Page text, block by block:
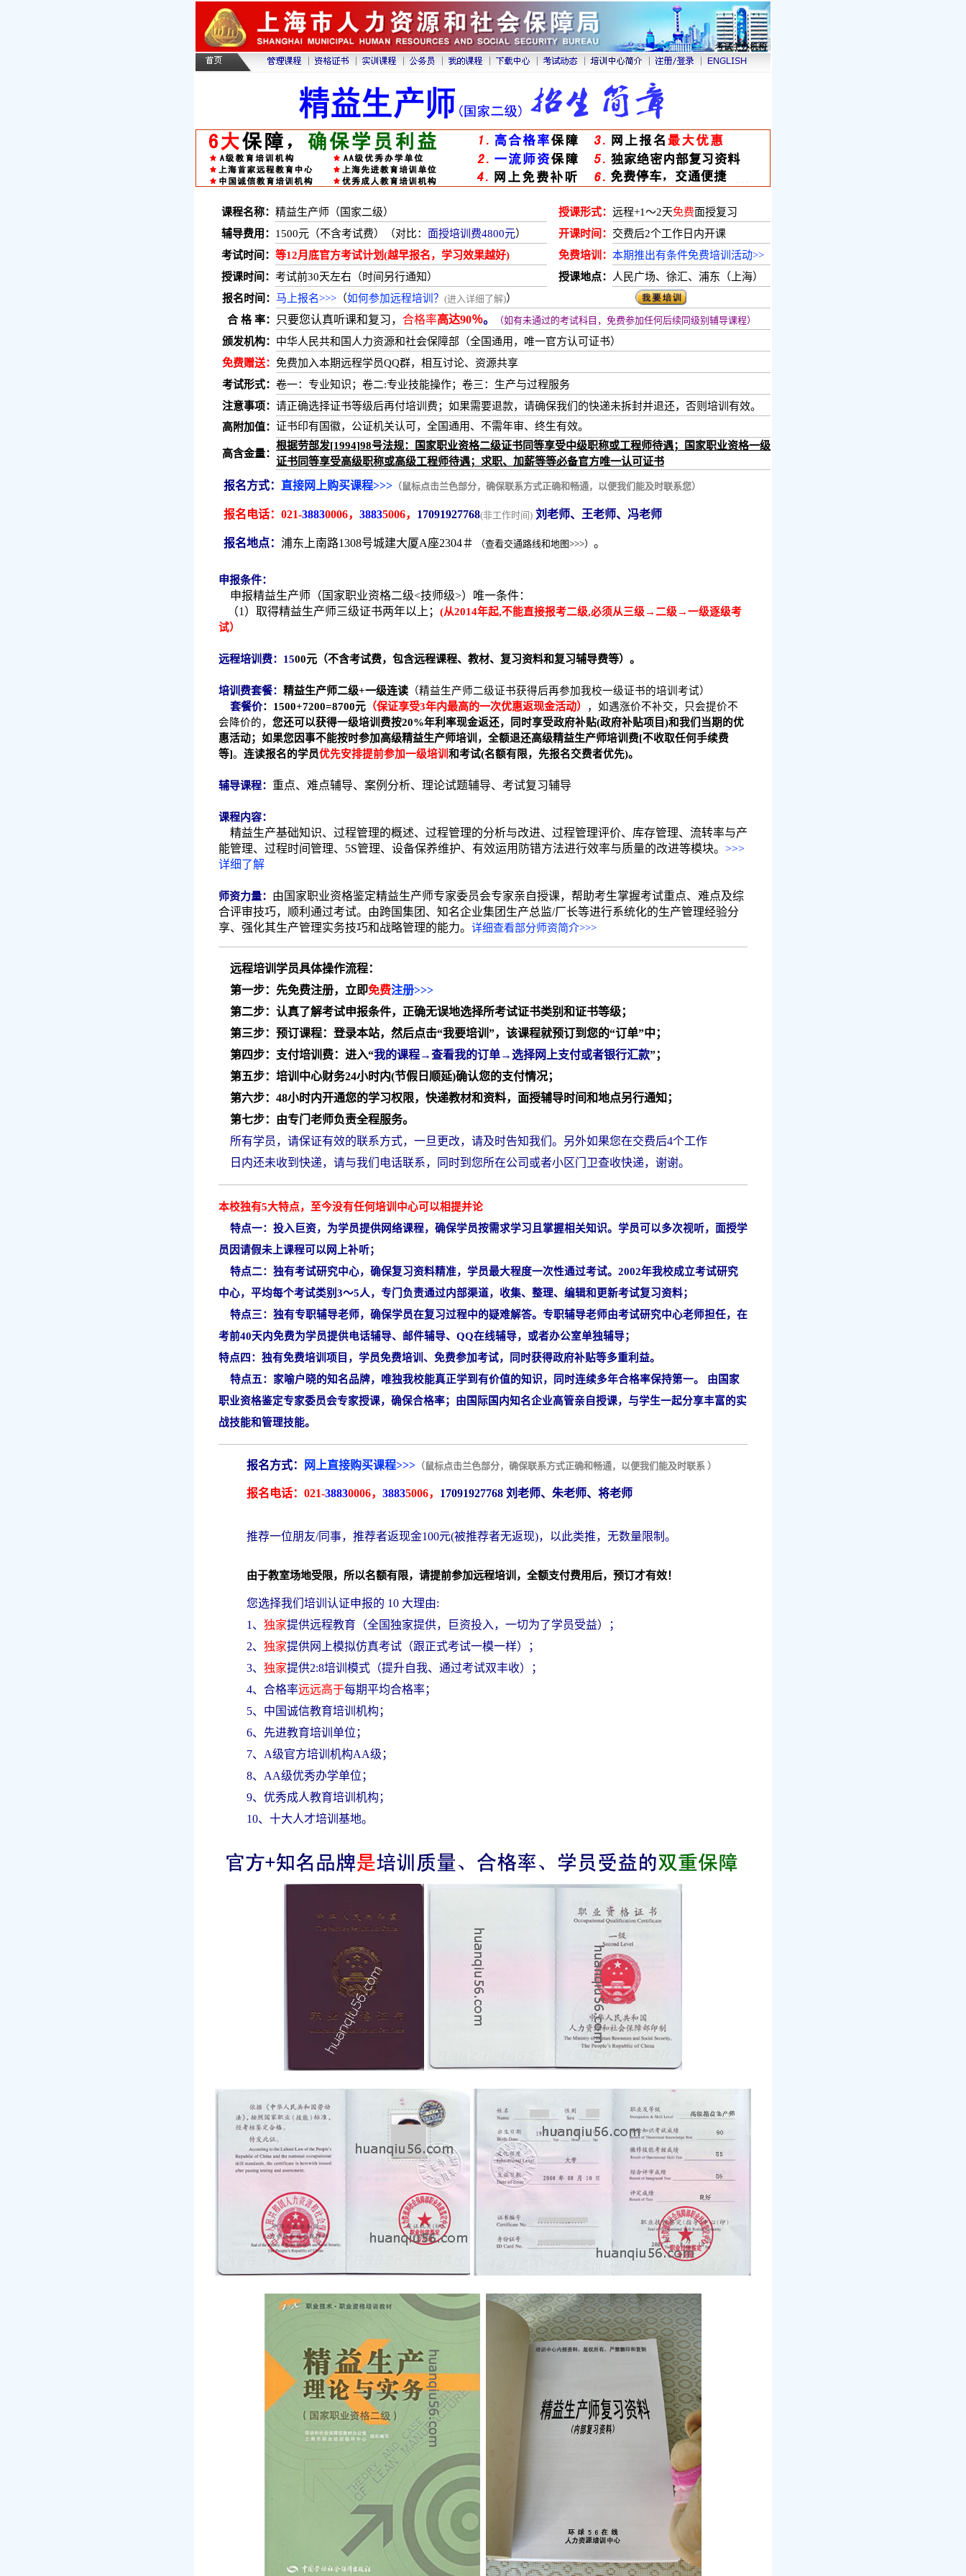
课程名称： 精益生产师（国家二级） 授课形式： 远程+1～2天免费面授复习
辅导费用： 1500元（不含考试费）（对比： 面授培训费4800元） 开课时间： 交费后2个工作日内开课
考试时间： 等12月底官方考试计划(越早报名，学习效果越好) 免费培训： 本期推出有条件免费培训活动>>
授课时间： 考试前30天左右（时间另行通知） 授课地点：
人民广场、徐汇、浦东（上海）
报名时间： 马上报名>>> （如何参加远程培训？ (进入详细了解)）
合 格 率：
只要您认真听课和复习， 合格率高达90％。 （如有未通过的考试科目，免费参加任何后续同级别辅导课程）
颁发机构： 中华人民共和国人力资源和社会保障部（全国通用，唯一官方认可证书）
免费赠送： 免费加入本期远程学员QQ群，相互讨论、资源共享
考试形式： 卷一：专业知识；卷二:专业技能操作；卷三：生产与过程服务
注意事项： 请正确选择证书等级后再付培训费；如果需要退款，请确保我们的快递未拆封并退还，否则培训有效。
高附加值： 证书印有国徽，公证机关认可，全国通用、不需年审、终生有效。
高含金量：
根据劳部发[1994]98号法规：国家职业资格二级证书同等享受中级职称或工程师待遇；国家职业资格一级
证书同等享受高级职称或高级工程师待遇；求职、加薪等等必备官方唯一认可证书
报名方式： 直接网上购买课程>>> （鼠标点击兰色部分，确保联系方式正确和畅通，以便我们能及时联系您）
报名电话： 021-38830006， 38835006， 17091927768(非工作时间) 刘老师、王老师、冯老师
报名地点： 浦东上南路1308号城建大厦A座2304＃ （查看交通路线和地图>>>） 。
申报条件：
申报精益生产师（国家职业资格二级<技师级>）唯一条件：
（1）取得精益生产师三级证书两年以上； (从2014年起,不能直接报考二级,必须从三级→二级→一级逐级考
试）
远程培训费：1500元（不含考试费，包含远程课程、教材、复习资料和复习辅导费等）。
培训费套餐： 精益生产师二级+一级连读 （精益生产师二级证书获得后再参加我校一级证书的培训考试）
套餐价：1500+7200=8700元 （保证享受3年内最高的一次优惠返现金活动）
，如遇涨价不补交，只会提价不
会降价的， 您还可以获得一级培训费按20%年利率现金返还，同时享受政府补贴(政府补贴项目)和我们当期的优
惠活动；如果您因事不能按时参加高级精益生产师培训，全额退还高级精益生产师培训费[不收取任何手续费
等]。 连读报名的学员优先安排提前参加一级培训 和考试(名额有限，先报名交费者优先)。
辅导课程： 重点、难点辅导、案例分析、理论试题辅导、考试复习辅导
课程内容：
精益生产基础知识、过程管理的概述、过程管理的分析与改进、过程管理评价、库存管理、流转率与产
能管理、过程时间管理、5S管理、设备保养维护、有效运用防错方法进行效率与质量的改进等模块。 >>>
详细了解
师资力量： 由国家职业资格鉴定精益生产师专家委员会专家亲自授课，帮助考生掌握考试重点、难点及综
合评审技巧，顺利通过考试。由跨国集团、知名企业集团生产总监/厂长等进行系统化的生产管理经验分
享、强化其生产管理实务技巧和战略管理的能力。 详细查看部分师资简介>>>
远程培训学员具体操作流程：
第一步：先免费注册，立即免费注册>>>
第二步：认真了解考试申报条件，正确无误地选择所考试证书类别和证书等级；
第三步：预订课程：登录本站，然后点击“我要培训”，该课程就预订到您的“订单”中；
第四步： 支付培训费：进入“我的课程→查看我的订单→选择网上支付或者银行汇款”；
第五步： 培训中心财务24小时内(节假日顺延)确认您的支付情况；
第六步： 48小时内开通您的学习权限，快递教材和资料，面授辅导时间和地点另行通知；
第七步： 由专门老师负责全程服务。
所有学员，请保证有效的联系方式，一旦更改，请及时告知我们。另外如果您在交费后4个工作
日内还未收到快递，请与我们电话联系，同时到您所在公司或者小区门卫查收快递，谢谢。
本校独有5大特点，至今没有任何培训中心可以相提并论
特点一：投入巨资，为学员提供网络课程，确保学员按需求学习且掌握相关知识。学员可以多次视听，面授学
员因请假未上课程可以网上补听；
特点二：独有考试研究中心，确保复习资料精准，学员最大程度一次性通过考试。2002年我校成立考试研究
中心，平均每个考试类别3～5人，专门负责通过内部渠道，收集、整理、编辑和更新考试复习资料；
特点三：独有专职辅导老师，确保学员在复习过程中的疑难解答。专职辅导老师由考试研究中心老师担任，在
考前40天内免费为学员提供电话辅导、邮件辅导、QQ在线辅导，或者办公室单独辅导；
特点四：独有免费培训项目，学员免费培训、免费参加考试，同时获得政府补贴等多重利益。
特点五： 家喻户晓的知名品牌，唯独我校能真正学到有价值的知识，同时连续多年合格率保持第一。 由国家
职业资格鉴定专家委员会专家授课，确保合格率；由国际国内知名企业高管亲自授课，与学生一起分享丰富的实
战技能和管理技能。
报名方式： 网上直接购买课程>>> （鼠标点击兰色部分，确保联系方式正确和畅通，以便我们能及时联系 ）
报名电话： 021-38830006， 38835006， 17091927768 刘老师、朱老师、将老师
推荐一位朋友/同事，推荐者返现金100元(被推荐者无返现)，以此类推，无数量限制。
由于教室场地受限，所以名额有限，请提前参加远程培训，全额支付费用后，预订才有效！
您选择我们培训认证申报的 10 大理由:
1、 独家提供远程教育 （全国独家提供，巨资投入，一切为了学员受益）；
2、 独家提供网上模拟仿真考试（跟正式考试一模一样）；
3、 独家提供2:8培训模式（提升自我、通过考试双丰收）；
4、合格率远远高于每期平均合格率；
5、中国诚信教育培训机构；
6、先进教育培训单位；
7、A级官方培训机构AA级；
8、AA级优秀办学单位；
9、优秀成人教育培训机构；
10、十大人才培训基地。